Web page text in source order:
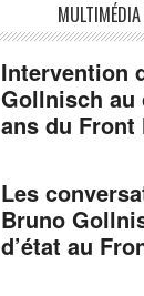
MULTIMÉDIA
Intervention
Gollnisch au
ans du Front
Les
Bruno
d’état au